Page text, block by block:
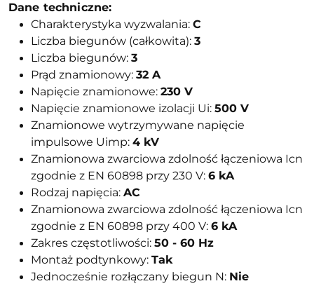
Dane techniczne:
Charakterystyka wyzwalania: C
Liczba biegunów (całkowita): 3
Liczba biegunów: 3
Prąd znamionowy: 32 A
Napięcie znamionowe: 230 V
Napięcie znamionowe izolacji Ui: 500 V
Znamionowe wytrzymywane napięcie
impulsowe Uimp: 4 kV
Znamionowa zwarciowa zdolność łączeniowa Icn
zgodnie z EN 60898 przy 230 V: 6 kA
Rodzaj napięcia: AC
Znamionowa zwarciowa zdolność łączeniowa Icn
zgodnie z EN 60898 przy 400 V: 6 kA
Zakres częstotliwości: 50 - 60 Hz
Montaż podtynkowy: Tak
Jednocześnie rozłączany biegun N: Nie